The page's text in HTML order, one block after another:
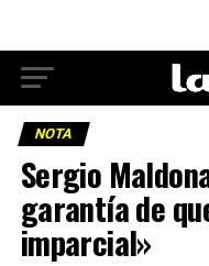
NOTA
Sergio
garantía de
imparcial»